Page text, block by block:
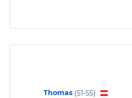
Thomas (51-55)